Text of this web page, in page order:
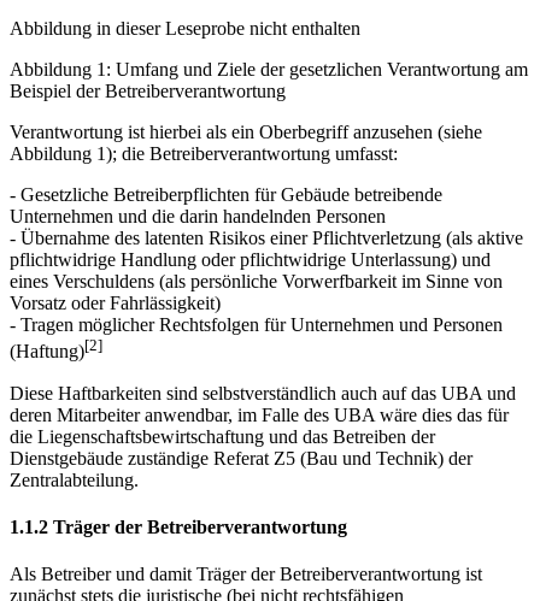
Abbildung in dieser Leseprobe nicht enthalten
Abbildung 1: Umfang und Ziele der gesetzlichen Verantwortung am
Beispiel der Betreiberverantwortung
Verantwortung ist hierbei als ein Oberbegriff anzusehen (siehe
Abbildung 1); die Betreiberverantwortung umfasst:
- Gesetzliche Betreiberpflichten für Gebäude betreibende
Unternehmen und die darin handelnden Personen
- Übernahme des latenten Risikos einer Pflichtverletzung (als aktive
pflichtwidrige Handlung oder pflichtwidrige Unterlassung) und
eines Verschuldens (als persönliche Vorwerfbarkeit im Sinne von
Vorsatz oder Fahrlässigkeit)
- Tragen möglicher Rechtsfolgen für Unternehmen und Personen
(Haftung)[2]
Diese Haftbarkeiten sind selbstverständlich auch auf das UBA und
deren Mitarbeiter anwendbar, im Falle des UBA wäre dies das für
die Liegenschaftsbewirtschaftung und das Betreiben der
Dienstgebäude zuständige Referat Z5 (Bau und Technik) der
Zentralabteilung.
1.1.2 Träger der Betreiberverantwortung
Als Betreiber und damit Träger der Betreiberverantwortung ist
zunächst stets die juristische (bei nicht rechtsfähigen